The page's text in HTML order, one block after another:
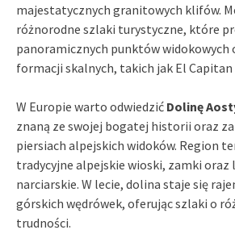
majestatycznych granitowych klifów.
różnorodne szlaki turystyczne, które
panoramicznych punktów widokowych
formacji skalnych, takich jak El Capitan
W Europie warto odwiedzić Dolinę
znaną ze swojej bogatej historii oraz
piersiach alpejskich widoków. Region
tradycyjne alpejskie wioski, zamki oraz
narciarskie. W lecie, dolina staje się
górskich wędrówek, oferując szlaki o
trudności.